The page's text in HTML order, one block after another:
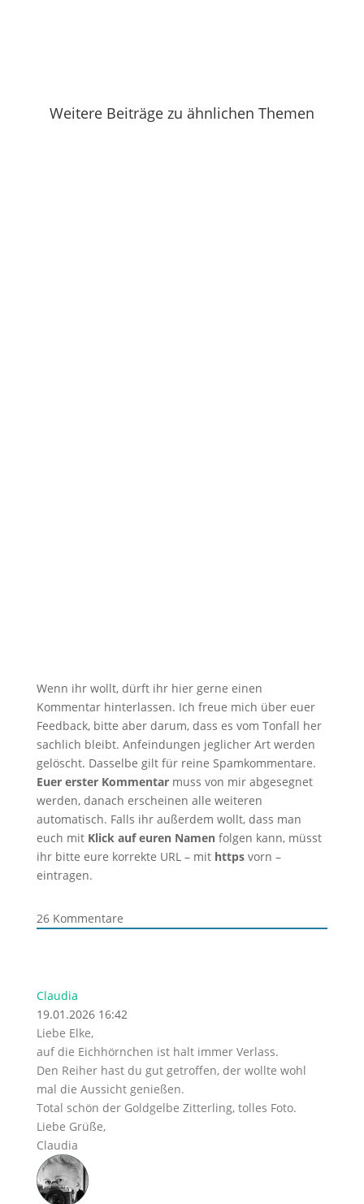
Weitere Beiträge zu ähnlichen Themen
Wenn ihr wollt, dürft ihr hier gerne einen
Kommentar hinterlassen. Ich freue mich über euer
Feedback, bitte aber darum, dass es vom Tonfall her
sachlich bleibt. Anfeindungen jeglicher Art werden
gelöscht. Dasselbe gilt für reine Spamkommentare.
Euer erster Kommentarmuss von mir abgesegnet
werden, danach erscheinen alle weiteren
automatisch. Falls ihr außerdem wollt, dass man
euch mit Klick auf euren Namenfolgen kann, müsst
ihr bitte eure korrekte URL – mit httpsvorn –
eintragen.
26Kommentare
Claudia
19.01.2026 16:42
Liebe Elke,
auf die Eichhörnchen ist halt immer Verlass.
Den Reiher hast du gut getroffen, der wollte wohl
mal die Aussicht genießen.
Total schön der Goldgelbe Zitterling, tolles Foto.
Liebe Grüße,
Claudia